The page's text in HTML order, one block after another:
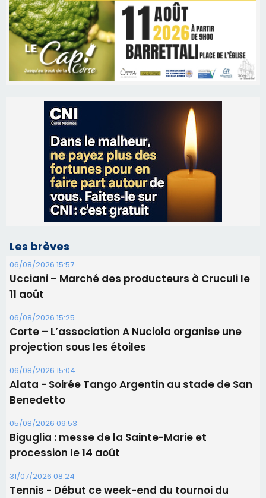
Les brèves
06/08/2026 15:57
Ucciani – Marché des producteurs à Cruculi le
06/08/2026 15:25
Corte – L’association A Nuciola organise une
06/08/2026 15:04
Alata - Soirée Tango Argentin au stade de San
Benedetto
05/08/2026 09:53
Biguglia : messe de la Sainte-Marie et
procession le 14 août
31/07/2026 08:24
Tennis - Début ce week-end du tournoi du
RCPV
31/07/2026 08:22
82ème anniversaire de la disparition du
Commandant Antoine de Saint Exupery